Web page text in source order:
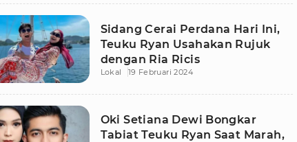
Sidang Cerai Perdana Hari Ini,
Teuku Ryan Usahakan Rujuk
dengan Ria Ricis
Lokal 19 Februari 2024
Oki Setiana Dewi Bongkar
Tabiat Teuku Ryan Saat Marah,